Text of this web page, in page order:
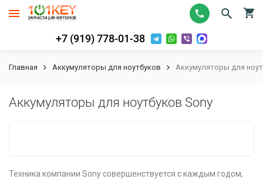
+7 (919) 778-01-38
Главная Аккумуляторы для ноутбуков Аккумуляторы для
Аккумуляторы для ноутбуков Sony
Техника компании Sony совершенствуется с каждым годом,